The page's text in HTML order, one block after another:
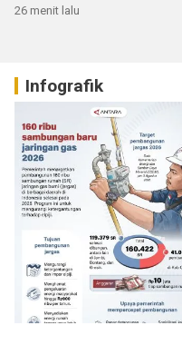
26 menit lalu
Infografik